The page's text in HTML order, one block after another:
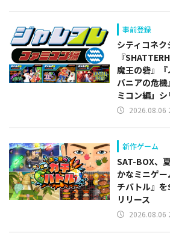
事前登録
シティコネク
『
魔王の砦』
バニアの危
ミコン編」
2026.08.06
新作ゲーム
SAT-BOX、
かなミニゲ
チバトル』
リリース
2026.08.06